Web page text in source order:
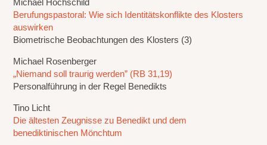
Michael Hochschild
Berufungspastoral: Wie sich Identitätskonflikte des Klosters
auswirken
Biometrische Beobachtungen des Klosters (3)
Michael Rosenberger
„Niemand soll traurig werden” (RB 31,19)
Personalführung in der Regel Benedikts
Tino Licht
Die ältesten Zeugnisse zu Benedikt und dem
benediktinischen Mönchtum